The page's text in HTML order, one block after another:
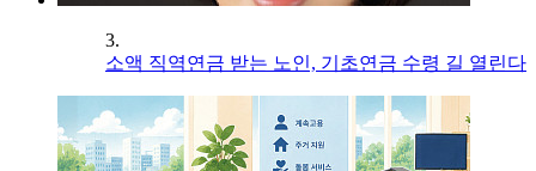
3.
소액 직역연금 받는 노인, 기초연금 수령 길 열린다